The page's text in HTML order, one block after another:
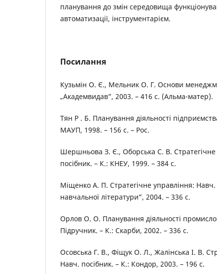
планування до змін середовища
автоматизації, інструментарієм.
Посилання
Кузьмін О. Є., Мельник О. Г. Основи
„Академвидав”, 2003. – 416 с. (Альма-матер).
Тян Р . Б. Планування діяльності
МАУП, 1998. – 156 с. – Рос.
Шершньова З. Є., Оборська С. В. Стратегічне
посібник. – К.: КНЕУ, 1999. – 384 с.
Міщенко А. П. Стратегічне управління: Навч.
навчальної літератури”, 2004. – 336 с.
Орлов О. О. Планування діяльності
Підручник. – К.: Скарби, 2002. – 336 с.
Осовська Г. В., Фіщук О. Л., Жалінська І. В.
Навч. посібник. – К.: Кондор, 2003. – 196 с.